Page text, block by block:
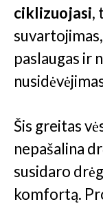
ciklizuojasi,
paslaugas ir
Šis greitas
nepašalina
susidaro
komfortą.